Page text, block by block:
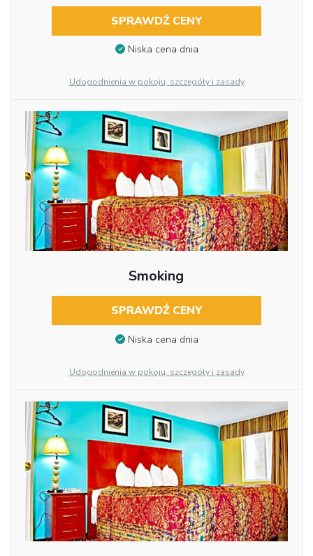
SPRAWDŹ CENY
Niska cena dnia
Udogodnienia w pokoju, szczegóły i zasady
Smoking
SPRAWDŹ CENY
Niska cena dnia
Udogodnienia w pokoju, szczegóły i zasady